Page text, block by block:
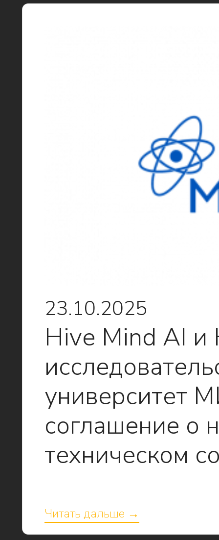
23.10.2025
Hive Mind AI
университет
соглашение о
техническом
Читать дальше →